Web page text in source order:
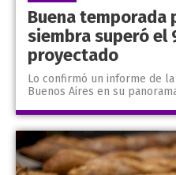
Buena temporada
siembra superó el
proyectado
Lo confirmó un informe de
Buenos Aires en su